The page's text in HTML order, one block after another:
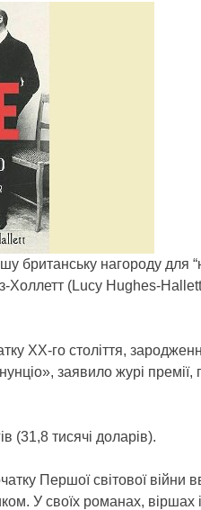
британську нагороду для
Холлетт (Lucy Hughes-
XX-го століття,
заявило журі
(31,8 тисячі доларів).
Першої світової війни
У своїх романах, віршах